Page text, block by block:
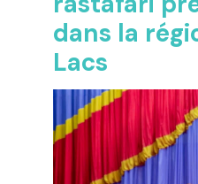
dans la
Lacs